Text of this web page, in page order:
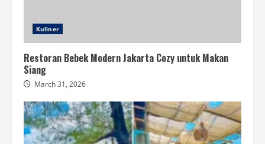
Kuliner
Restoran Bebek Modern Jakarta Cozy untuk Makan
Siang
March 31, 2026